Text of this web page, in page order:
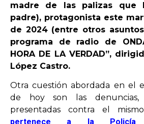
madre de las palizas que
padre), protagonista este
de 2024 (entre otros
programa de radio de
HORA DE LA VERDAD”,
López Castro.
Otra cuestión abordada en el
de hoy son las
presentadas contra el
pertenece a la Policía